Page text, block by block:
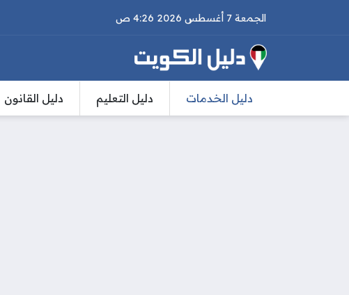
الجمعة 7 أغسطس 2026 4:26 ص
دليل الخدمات دليل التعليم دليل القانون